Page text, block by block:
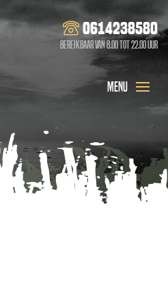
0614238580
Bereikbaar van 8.00 tot 22.00 uur